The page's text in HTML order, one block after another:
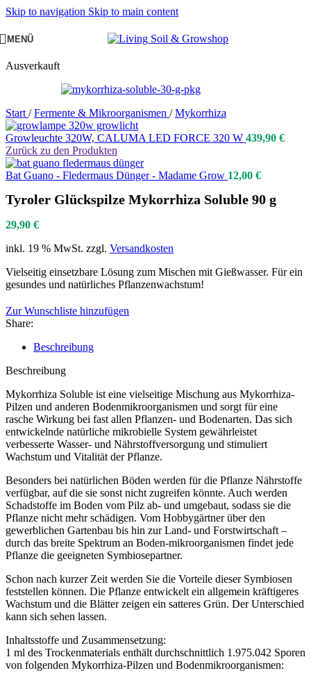
Skip to navigation Skip to main content
MENÜ
Ausverkauft
Start / Fermente & Mikroorganismen / Mykorrhiza
Growleuchte 320W, CALUMA LED FORCE 320 W 439,90 €
Zurück zu den Produkten
Bat Guano - Fledermaus Dünger - Madame Grow 12,00 €
Tyroler Glückspilze Mykorrhiza Soluble 90 g
29,90 €
inkl. 19 % MwSt. zzgl. Versandkosten
Vielseitig einsetzbare Lösung zum Mischen mit Gießwasser. Für ein
gesundes und natürliches Pflanzenwachstum!
Zur Wunschliste hinzufügen
Share:
Beschreibung
Beschreibung
Mykorrhiza Soluble ist eine vielseitige Mischung aus Mykorrhiza-
Pilzen und anderen Bodenmikroorganismen und sorgt für eine
rasche Wirkung bei fast allen Pflanzen- und Bodenarten. Das sich
entwickelnde natürliche mikrobielle System gewährleistet
verbesserte Wasser- und Nährstoffversorgung und stimuliert
Wachstum und Vitalität der Pflanze.
Besonders bei natürlichen Böden werden für die Pflanze Nährstoffe
verfügbar, auf die sie sonst nicht zugreifen könnte. Auch werden
Schadstoffe im Boden vom Pilz ab- und umgebaut, sodass sie die
Pflanze nicht mehr schädigen. Vom Hobbygärtner über den
gewerblichen Gartenbau bis hin zur Land- und Forstwirtschaft –
durch das breite Spektrum an Boden-mikroorganismen findet jede
Pflanze die geeigneten Symbiosepartner.
Schon nach kurzer Zeit werden Sie die Vorteile dieser Symbiosen
feststellen können. Die Pflanze entwickelt ein allgemein kräftigeres
Wachstum und die Blätter zeigen ein satteres Grün. Der Unterschied
kann sich sehen lassen.
Inhaltsstoffe und Zusammensetzung:
1 ml des Trockenmaterials enthält durchschnittlich 1.975.042 Sporen
von folgenden Mykorrhiza-Pilzen und Bodenmikroorganismen: